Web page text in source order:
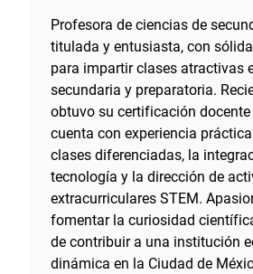
Profesora de ciencias de
titulada y entusiasta, con
para impartir clases atractivas
secundaria y preparatoria.
obtuvo su certificación
cuenta con experiencia
clases diferenciadas, la
tecnología y la dirección de
extracurriculares STEM.
fomentar la curiosidad
de contribuir a una institución
dinámica en la Ciudad de